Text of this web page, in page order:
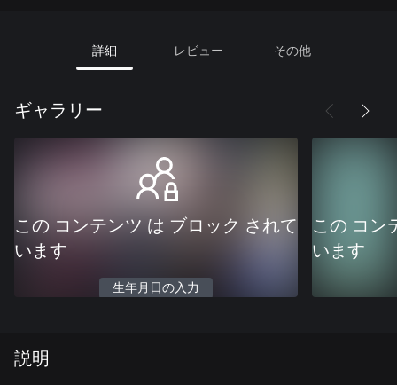
詳細 レビュー その他
ギャラリー
この コンテンツ は ブロック されて
います
生年月日の入力
この コン
います
説明